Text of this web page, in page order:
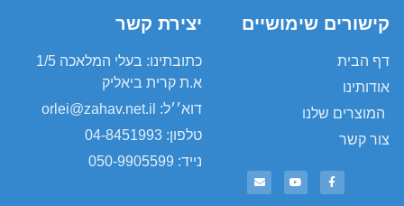
קישורים שימושיים
דף הבית
אודותינו
המוצרים שלנו
צור קשר
יצירת קשר
כתובתינו: בעלי המלאכה 1/5
א.ת קרית ביאליק
דוא׳׳ל: orlei@zahav.net.il
טלפון: 04-8451993
נייד: 050-9905599